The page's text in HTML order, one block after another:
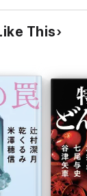
然の心。
、、
もスッキリした
This